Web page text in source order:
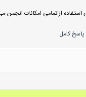
از تمامی امکانات انجمن
پاسخ کامل